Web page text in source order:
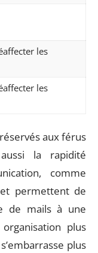
les
les
aux férus
la rapidité
comme
permettent de
de mails à une
plus
plus